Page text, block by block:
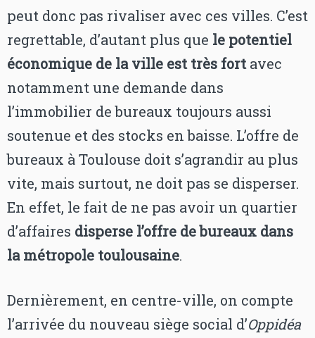
peut donc pas rivaliser avec ces villes. C’est
regrettable, d’autant plus que le potentiel
économique de la ville est très fortavec
notamment une demande dans
l’immobilier de bureaux toujours aussi
soutenue et des stocks en baisse. L’offre de
bureaux à Toulouse doit s’agrandir au plus
vite, mais surtout, ne doit pas se disperser.
En effet, le fait de ne pas avoir un quartier
d’affaires disperse l’offre de bureaux dans
la métropole toulousaine.
Dernièrement, en centre-ville, on compte
l’arrivée du nouveau siège social d’Oppidéa